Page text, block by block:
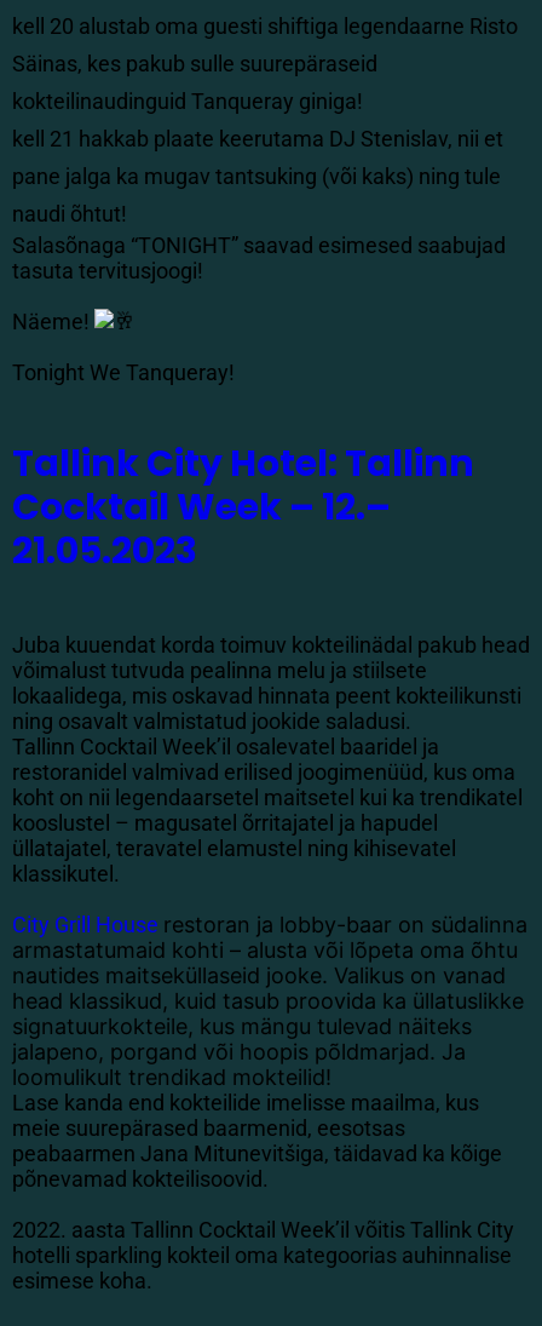
kell 20 alustab oma guesti shiftiga legendaarne Risto
Säinas, kes pakub sulle suurepäraseid
kokteilinaudinguid Tanqueray giniga!
kell 21 hakkab plaate keerutama DJ Stenislav, nii et
pane jalga ka mugav tantsuking (või kaks) ning tule
naudi õhtut!
Salasõnaga “TONIGHT” saavad esimesed saabujad
tasuta tervitusjoogi!
Näeme!
Tonight We Tanqueray!
Tallink City Hotel: Tallinn
Cocktail Week – 12.–
21.05.2023
Juba kuuendat korda toimuv kokteilinädal pakub head
võimalust tutvuda pealinna melu ja stiilsete
lokaalidega, mis oskavad hinnata peent kokteilikunsti
ning osavalt valmistatud jookide saladusi.
Tallinn Cocktail Week’il osalevatel baaridel ja
restoranidel valmivad erilised joogimenüüd, kus oma
koht on nii legendaarsetel maitsetel kui ka trendikatel
kooslustel – magusatel õrritajatel ja hapudel
üllatajatel, teravatel elamustel ning kihisevatel
klassikutel.
City Grill House restoran ja lobby-baar on südalinna
armastatumaid kohti – alusta või lõpeta oma õhtu
nautides maitseküllaseid jooke. Valikus on vanad
head klassikud, kuid tasub proovida ka üllatuslikke
signatuurkokteile, kus mängu tulevad näiteks
jalapeno, porgand või hoopis põldmarjad. Ja
loomulikult trendikad mokteilid!
Lase kanda end kokteilide imelisse maailma, kus
meie suurepärased baarmenid, eesotsas
peabaarmen Jana Mitunevitšiga, täidavad ka kõige
põnevamad kokteilisoovid.
2022. aasta Tallinn Cocktail Week’il võitis Tallink City
hotelli sparkling kokteil oma kategoorias auhinnalise
esimese koha.